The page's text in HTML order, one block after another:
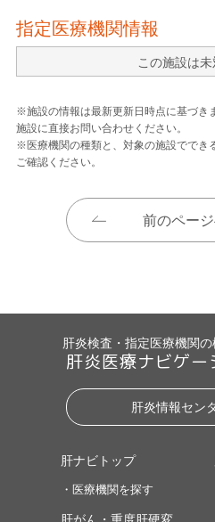
指定医療機関情報
この施設は
※施設の情報は最新更新日時点に基づき
施設に直接お問い合わせください。
※医療機関の種類と、対象の施設ででき
ご確認ください。
前のペー
肝炎検査・指定医療機関の
肝炎医療ナビゲ
肝炎情報セン
肝ナビトップ
・医療機関を探す